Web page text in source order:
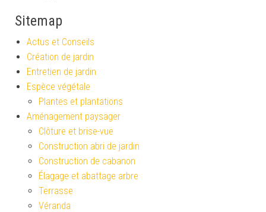
Sitemap
Actus et Conseils
Création de jardin
Entretien de jardin
Espèce végétale
Plantes et plantations
Aménagement paysager
Clôture et brise-vue
Construction abri de jardin
Construction de cabanon
Élagage et abattage arbre
Terrasse
Véranda